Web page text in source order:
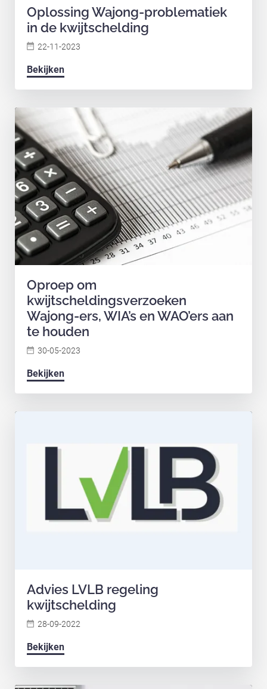
Oplossing Wajong-problematiek
in de kwijtschelding
22-11-2023
Bekijken
Oproep om
kwijtscheldingsverzoeken
Wajong-ers, WIA’s en WAO’ers aan
te houden
30-05-2023
Bekijken
Advies LVLB regeling
kwijtschelding
28-09-2022
Bekijken